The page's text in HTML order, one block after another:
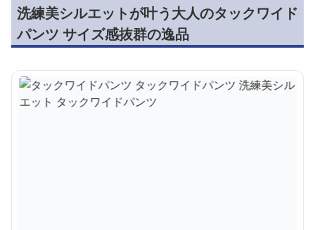
洗練美シルエットが叶う大人のタックワイド
パンツ サイズ感抜群の逸品